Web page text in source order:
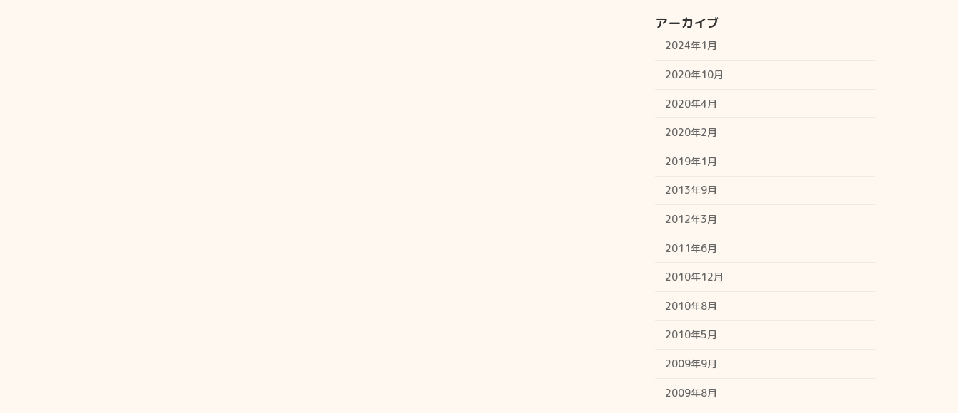
アーカイブ
2024年1月
2020年10月
2020年4月
2020年2月
2019年1月
2013年9月
2012年3月
2011年6月
2010年12月
2010年8月
2010年5月
2009年9月
2009年8月